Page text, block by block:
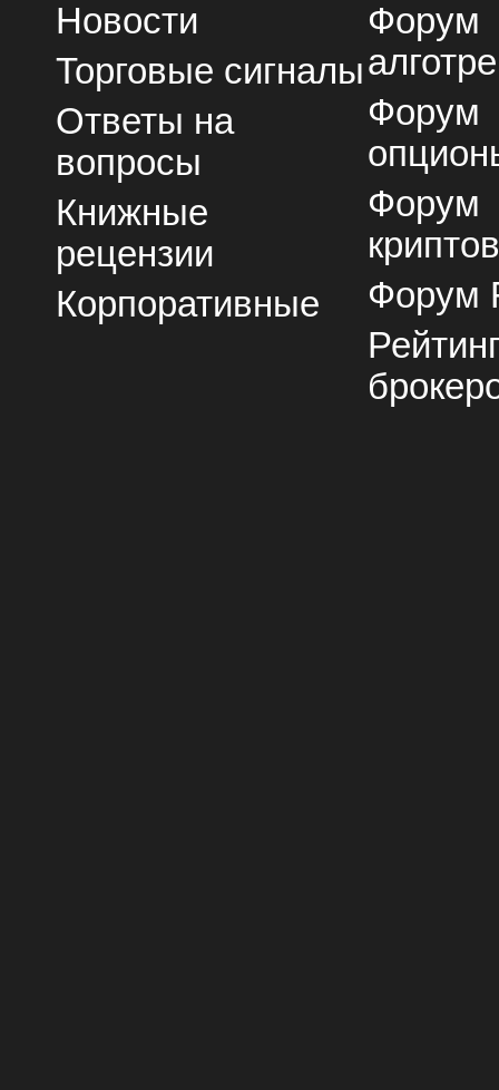
Новости
Торговые сигналы
Ответы на
вопросы
Книжные
рецензии
Корпоративные
Форум
Форум
Форум
Форум